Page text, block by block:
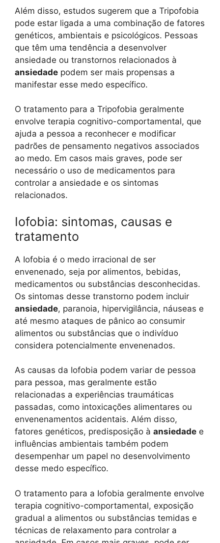
Além disso, estudos sugerem que a Tripofobia
pode estar ligada a uma combinação de fatores
genéticos, ambientais e psicológicos. Pessoas
que têm uma tendência a desenvolver
ansiedade ou transtornos relacionados à
ansiedade podem ser mais propensas a
manifestar esse medo específico.
O tratamento para a Tripofobia geralmente
envolve terapia cognitivo-comportamental, que
ajuda a pessoa a reconhecer e modificar
padrões de pensamento negativos associados
ao medo. Em casos mais graves, pode ser
necessário o uso de medicamentos para
controlar a ansiedade e os sintomas
relacionados.
Iofobia: sintomas, causas e
tratamento
A Iofobia é o medo irracional de ser
envenenado, seja por alimentos, bebidas,
medicamentos ou substâncias desconhecidas.
Os sintomas desse transtorno podem incluir
ansiedade, paranoia, hipervigilância, náuseas e
até mesmo ataques de pânico ao consumir
alimentos ou substâncias que o indivíduo
considera potencialmente envenenados.
As causas da Iofobia podem variar de pessoa
para pessoa, mas geralmente estão
relacionadas a experiências traumáticas
passadas, como intoxicações alimentares ou
envenenamentos acidentais. Além disso,
fatores genéticos, predisposição à ansiedade e
influências ambientais também podem
desempenhar um papel no desenvolvimento
desse medo específico.
O tratamento para a Iofobia geralmente envolve
terapia cognitivo-comportamental, exposição
gradual a alimentos ou substâncias temidas e
técnicas de relaxamento para controlar a